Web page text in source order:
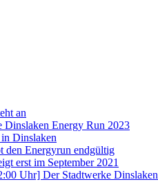
an
Dinslaken Energy Run 2023
Dinslaken
den Energyrun endgültig
erst im September 2021
Uhr] Der Stadtwerke